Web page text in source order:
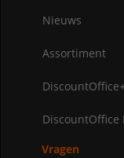
Nieuws
Assortiment
DiscountOffice+
Vragen